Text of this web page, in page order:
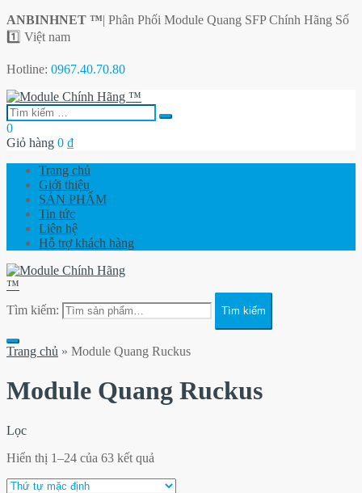
ANBINHNET ™| Phân Phối Module Quang SFP Chính Hãng Số
1️⃣ Việt nam
Hotline: 0967.40.70.80
0
Giỏ hàng 0 ₫
Trang chủ
Giới thiệu
SẢN PHẨM
Tin tức
Liên hệ
Hỗ trợ khách hàng
Tìm kiếm: Tìm kiếm
Trang chủ » Module Quang Ruckus
Module Quang Ruckus
Lọc
Hiển thị 1–24 của 63 kết quả